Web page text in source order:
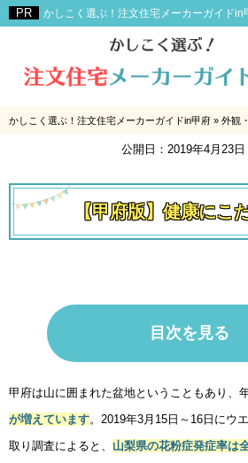
かしこく選ぶ！注文住宅メーカーガイドin
かしこく選ぶ！注文住宅メーカーガイドin甲府 » 外観
公開日： 2019年4月23日
【甲府版】健康にこ
目次を見る
健康にこだわるならどこに気を付ける
甲府は山に囲まれた盆地ということもあり、
が増えています。2019年3月15日～16日にウ
取り調査によると、 山梨県の花粉症発症率は